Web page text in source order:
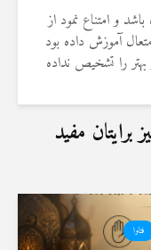
و امتناع نمود از
آموزش داده بود
را تشخیص نداده
مفید
فتاوا